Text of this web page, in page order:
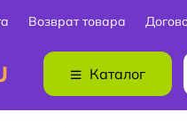
Возврат товара
Каталог